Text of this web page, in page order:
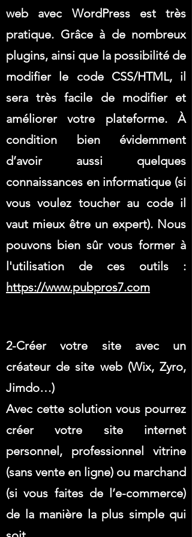
web avec WordPress est très
pratique. Grâce à de nombreux
plugins, ainsi que la possibilité de
modifier le code CSS/HTML, il
sera très facile de modifier et
améliorer votre plateforme. À
condition bien évidemment
d’avoir aussi quelques
connaissances en informatique (si
vous voulez toucher au code il
vaut mieux être un expert). Nous
pouvons bien sûr vous former à
l'utilisation de ces outils :
https://www.pubpros7.com
2-Créer votre site avec un
créateur de site web (Wix, Zyro,
Jimdo…)
Avec cette solution vous pourrez
créer votre site internet
personnel, professionnel vitrine
(sans vente en ligne) ou marchand
(si vous faites de l’e-commerce)
de la manière la plus simple qui